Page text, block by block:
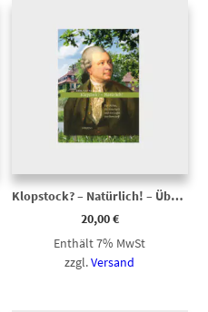
Klopstock? – Natürlich! – Überarbeitete 2. Auflage
20,00€
Enthält 7% MwSt
zzgl.Versand